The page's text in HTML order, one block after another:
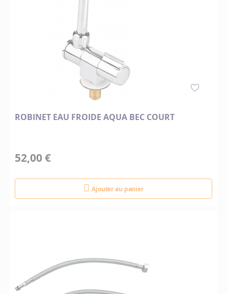
ROBINET EAU FROIDE AQUA BEC COURT
52,00 €
Ajouter au panier